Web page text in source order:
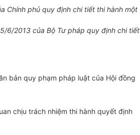
Chính phủ quy định chi tiết thi hành một
6/2013 của Bộ Tư pháp quy định chi tiết
bản quy phạm pháp luật của Hội đồng
chịu trách nhiệm thi hành quyết định